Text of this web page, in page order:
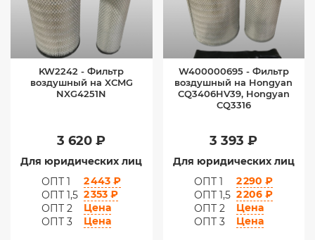
KW2242 - Фильтр
воздушный на XCMG
NXG4251N
3 620 ₽
Для юридических лиц
ОПТ 1
2 443 ₽
ОПТ 1,5 2 353 ₽
ОПТ 2
Цена
ОПТ 3
Цена
W400000695 - Фильтр
воздушный на Hongyan
CQ3406HV39, Hongyan
CQ3316
3 393 ₽
Для юридических лиц
ОПТ 1
2 290 ₽
ОПТ 1,5 2 206 ₽
ОПТ 2
Цена
ОПТ 3
Цена